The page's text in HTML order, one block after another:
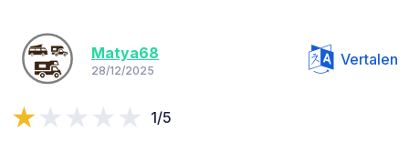
Matya68
28/12/2025
Vertalen
1/5